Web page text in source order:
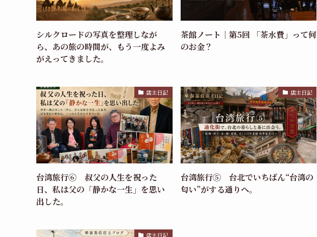
シルクロードの写真を整理しなが
ら、あの旅の時間が、もう一度よみ
がえってきました。
茶館ノート｜第5回 「茶水費」って何
のお金？
店主日記
台湾旅行⑥ 叔父の人生を祝った
日、私は父の「静かな一生」を思い
出した。
店主日記
台湾旅行⑤ 台北でいちばん“台湾の
匂い”がする通りへ。
店主日記